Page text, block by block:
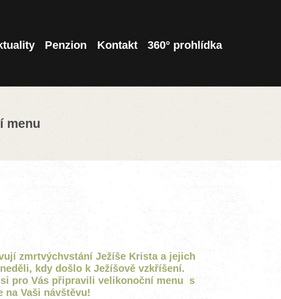
Penzion Kontakt 360° prohlídka
menu
zmrtvýchvstání Ježíše Krista a jejich
kdy došlo k Ježíšově vzkříšení.
pro Vás připravili velikonoční menu
s
Vaši návštěvu!